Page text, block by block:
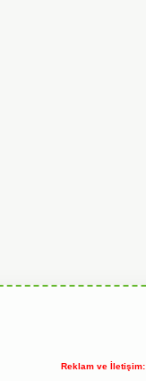
Reklam ve İletişim: